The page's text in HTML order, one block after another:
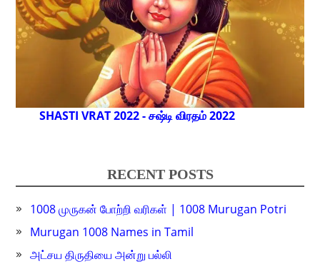
SHASTI VRAT 2022 - சஷ்டி விரதம் 2022
RECENT POSTS
1008 முருகன் போற்றி வரிகள் | 1008 Murugan Potri
Murugan 1008 Names in Tamil
அட்சய திருதியை அன்று பல்லி